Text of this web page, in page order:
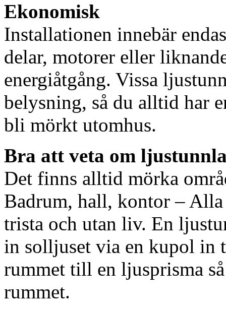
Ekonomisk
Installationen innebär
delar, motorer eller
energiåtgång. Vissa
belysning, så du alltid har
bli mörkt utomhus.
Bra att veta om
Det finns alltid mörka
Badrum, hall, kontor – Alla
trista och utan liv. En
in solljuset via en kupol in
rummet till en ljusprisma
rummet.